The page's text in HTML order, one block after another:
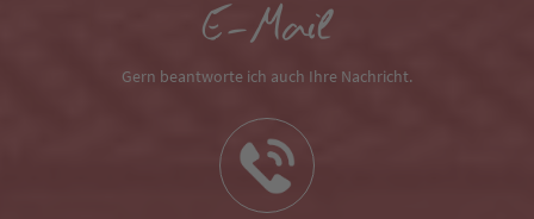
E-Mail
Gern beantworte ich auch Ihre Nachricht.